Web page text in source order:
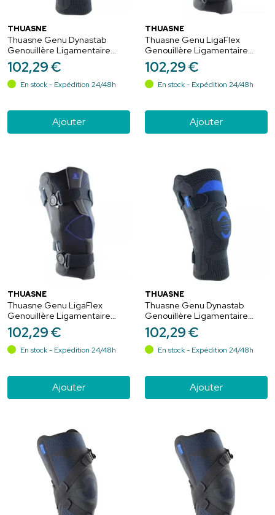
THUASNE
Thuasne Genu Dynastab
Genouillère Ligamentaire
Articulée Noir - Taille 1
102,29€
En stock - Expédition 24/48h
Ajouter
THUASNE
Thuasne Genu LigaFlex
Genouillère Ligamentaire
Ouvert Gris - Court 30cm -
Taille 5+
102,29€
En stock - Expédition 24/48h
Ajouter
THUASNE
Thuasne Genu LigaFlex
Genouillère Ligamentaire
Ouvert Gris - Court 30cm -
Taille 6+
102,29€
En stock - Expédition 24/48h
Ajouter
THUASNE
Thuasne Genu Dynastab
Genouillère Ligamentaire
Articulée Noir - Taille 6
102,29€
En stock - Expédition 24/48h
Ajouter